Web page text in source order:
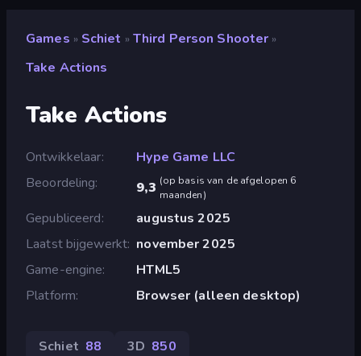
Games » Schiet » Third Person Shooter »
Take Actions
Take Actions
Ontwikkelaar
Hype Game LLC
Beoordeling
9,3 (op basis van de afgelopen 6
maanden)
Gepubliceerd
augustus 2025
Laatst bijgewerkt november 2025
Game-engine
HTML5
Platform
Browser (alleen desktop)
Schiet 88 3D 850